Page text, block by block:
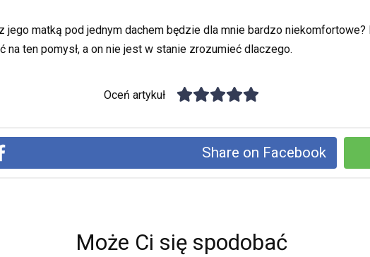
jego matką pod jednym dachem będzie dla mnie bardzo niekomfortowe?
ten pomysł, a on nie jest w stanie zrozumieć dlaczego.
Oceń artykuł
Share on Facebook
Może Ci się spodobać